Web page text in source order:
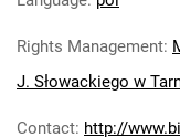
Rights Management:
J. Słowackiego w
Contact: http://